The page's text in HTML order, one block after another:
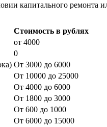
капитального ремонта
Стоимость в рублях
от 4000
0
От 3000 до 6000
От 10000 до 25000
От 4000 до 6000
От 1800 до 3000
От 600 до 1000
От 6000 до 15000